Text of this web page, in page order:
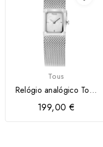
Tous
Relógio analógico Tous
com bracelete de...
199,00 €